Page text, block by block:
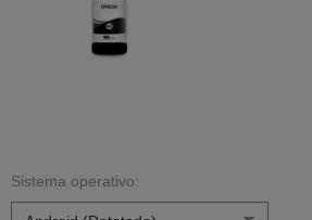
Sistema operativo: